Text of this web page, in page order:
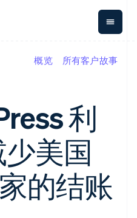
入
费
定期
资金管理
企业财务
Global
Payouts
向第三方
打款
Capital
企业融资
流程
案
概览 所有客户故事
利
美国
的结账